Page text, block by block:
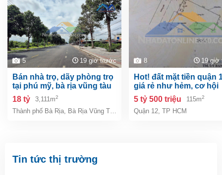
5 19 giờ trước
bán nhà trọ, dãy phòng trọ
tại phú mỹ, bà rịa vũng tàu
giá 18 tỷ
18 tỷ 3,111m2
Thành phố Bà Rịa, Bà Rịa Vũng Tàu
8 19 giờ
hot! đất mặt tiền quận 12 –
giá rẻ như hẻm, cơ hội
hiếm khó tìm!
5 tỷ 500 triệu 115m2
Quận 12, TP HCM
Tin tức thị trường